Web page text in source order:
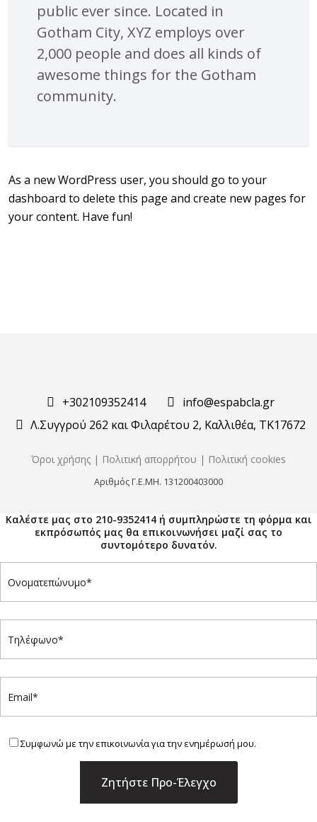
public ever since. Located in
Gotham City, XYZ employs over
2,000 people and does all kinds of
awesome things for the Gotham
community.
As a new WordPress user, you should go to your
dashboard to delete this page and create new pages for
your content. Have fun!
+302109352414
info@espabcla.gr
Λ.Συγγρού 262 και Φιλαρέτου 2, Καλλιθέα, ΤΚ17672
Όροι χρήσης | Πολιτική απορρήτου | Πολιτική cookies
Αριθμός Γ.Ε.ΜΗ. 131200403000
Καλέστε μας στο 210-9352414 ή συμπληρώστε τη φόρμα και
εκπρόσωπός μας θα επικοινωνήσει μαζί σας το
συντομότερο δυνατόν.
Συμφωνώ με την επικοινωνία για την ενημέρωσή μου.